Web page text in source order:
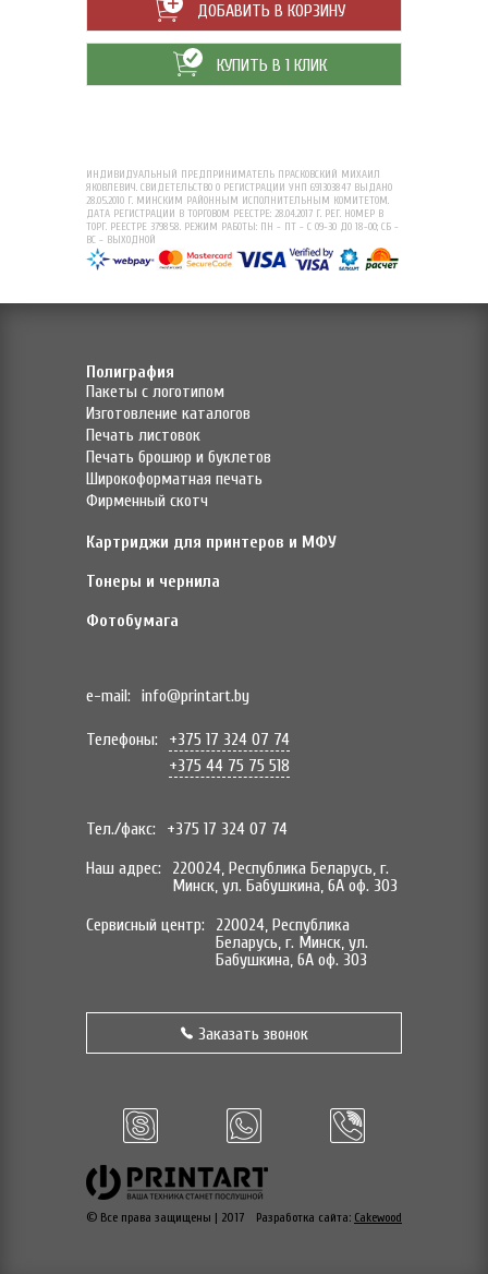
ДОБАВИТЬ В КОРЗИНУ
КУПИТЬ В 1 КЛИК
ИНДИВИДУАЛЬНЫЙ ПРЕДПРИНИМАТЕЛЬ ПРАСКОВСКИЙ МИХАИЛ
ЯКОВЛЕВИЧ. СВИДЕТЕЛЬСТВО О РЕГИСТРАЦИИ УНП 691303847 ВЫДАНО
28.05.2010 Г. МИНСКИМ РАЙОННЫМ ИСПОЛНИТЕЛЬНЫМ КОМИТЕТОМ.
ДАТА РЕГИСТРАЦИИ В ТОРГОВОМ РЕЕСТРЕ: 28.04.2017 Г. РЕГ. НОМЕР В
ТОРГ. РЕЕСТРЕ 379858. РЕЖИМ РАБОТЫ: ПН - ПТ - С 09-30 ДО 18-00; СБ -
ВС - ВЫХОДНОЙ
Полиграфия
Пакеты с логотипом
Изготовление каталогов
Печать листовок
Печать брошюр и буклетов
Широкоформатная печать
Фирменный скотч
Картриджи для принтеров и МФУ
Тонеры и чернила
Фотобумага
e-mail: info@printart.by
Телефоны:
+375 17 324 07 74
+375 44 75 75 518
Тел./факс:
+375 17 324 07 74
Наш адрес:
220024, Республика Беларусь, г.
Минск, ул. Бабушкина, 6А оф. 303
Сервисный центр:
220024, Республика
Беларусь, г. Минск, ул.
Бабушкина, 6А оф. 303
Заказать звонок
© Все права защищены | 2017 Разработка сайта: Cakewood